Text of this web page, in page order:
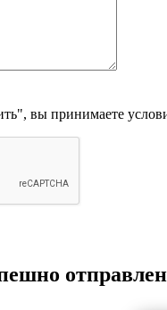
вы принимаете